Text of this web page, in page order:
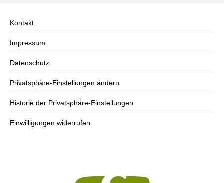
Kontakt
Impressum
Datenschutz
Privatsphäre-Einstellungen ändern
Historie der Privatsphäre-Einstellungen
Einwilligungen widerrufen